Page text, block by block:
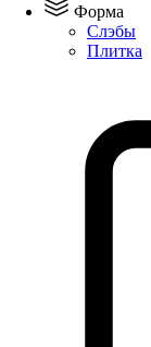
Форма
Слэбы
Плитка